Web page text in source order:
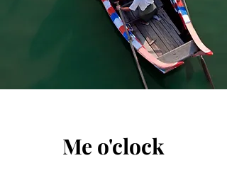
Me o'clock